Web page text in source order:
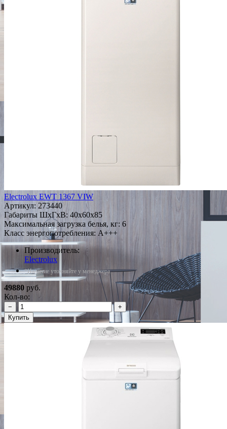
Electrolux EWT 1367 VIW
Артикул: 273440
Габариты ШxГxВ: 40x60x85
Максимальная загрузка белья, кг: 6
Класс энергопотребления: A+++
Производитель:
Electrolux
*Наличие уточняйте у менеджера
49880 руб.
Кол-во:
−
+
Купить